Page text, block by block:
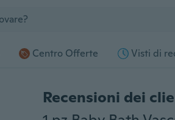
Centro Offerte Visti di
Recensioni dei